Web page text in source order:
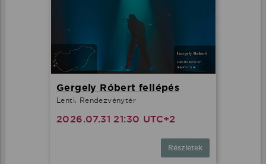
Gergely Róbert fellépés
Lenti, Rendezvénytér
2026.07.31 21:30 UTC+2
Részletek